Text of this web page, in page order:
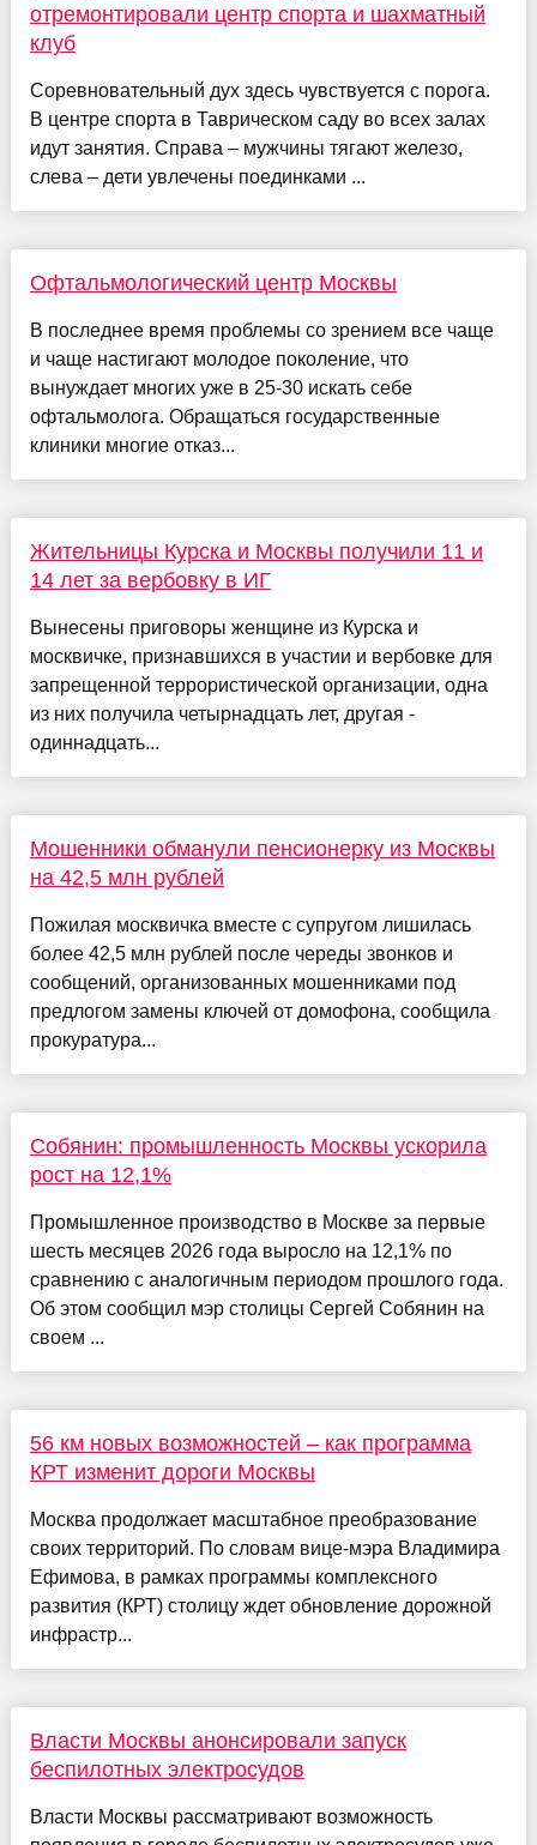
отремонтировали центр спорта и шахматный
клуб
Соревновательный дух здесь чувствуется с порога.
В центре спорта в Таврическом саду во всех залах
идут занятия. Справа – мужчины тягают железо,
слева – дети увлечены поединками ...
Офтальмологический центр Москвы
В последнее время проблемы со зрением все чаще
и чаще настигают молодое поколение, что
вынуждает многих уже в 25-30 искать себе
офтальмолога. Обращаться государственные
клиники многие отказ...
Жительницы Курска и Москвы получили 11 и
14 лет за вербовку в ИГ
Вынесены приговоры женщине из Курска и
москвичке, признавшихся в участии и вербовке для
запрещенной террористической организации, одна
из них получила четырнадцать лет, другая -
одиннадцать...
Мошенники обманули пенсионерку из Москвы
на 42,5 млн рублей
Пожилая москвичка вместе с супругом лишилась
более 42,5 млн рублей после череды звонков и
сообщений, организованных мошенниками под
предлогом замены ключей от домофона, сообщила
прокуратура...
Собянин: промышленность Москвы ускорила
рост на 12,1%
Промышленное производство в Москве за первые
шесть месяцев 2026 года выросло на 12,1% по
сравнению с аналогичным периодом прошлого года.
Об этом сообщил мэр столицы Сергей Собянин на
своем ...
56 км новых возможностей – как программа
КРТ изменит дороги Москвы
Москва продолжает масштабное преобразование
своих территорий. По словам вице-мэра Владимира
Ефимова, в рамках программы комплексного
развития (КРТ) столицу ждет обновление дорожной
инфрастр...
Власти Москвы анонсировали запуск
беспилотных электросудов
Власти Москвы рассматривают возможность